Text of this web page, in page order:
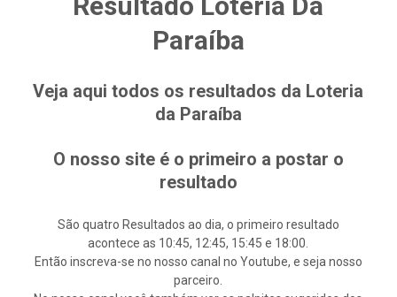
Paraíba
Veja aqui todos os resultados da Loteria
da Paraíba
O nosso site é o primeiro a postar o
resultado
São quatro Resultados ao dia, o primeiro resultado
acontece as 10:45, 12:45, 15:45 e 18:00.
Então inscreva-se no nosso canal no Youtube, e seja nosso
parceiro.